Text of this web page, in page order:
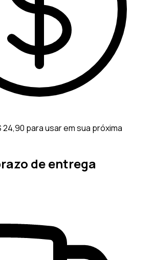
para usar em sua próxima
de entrega